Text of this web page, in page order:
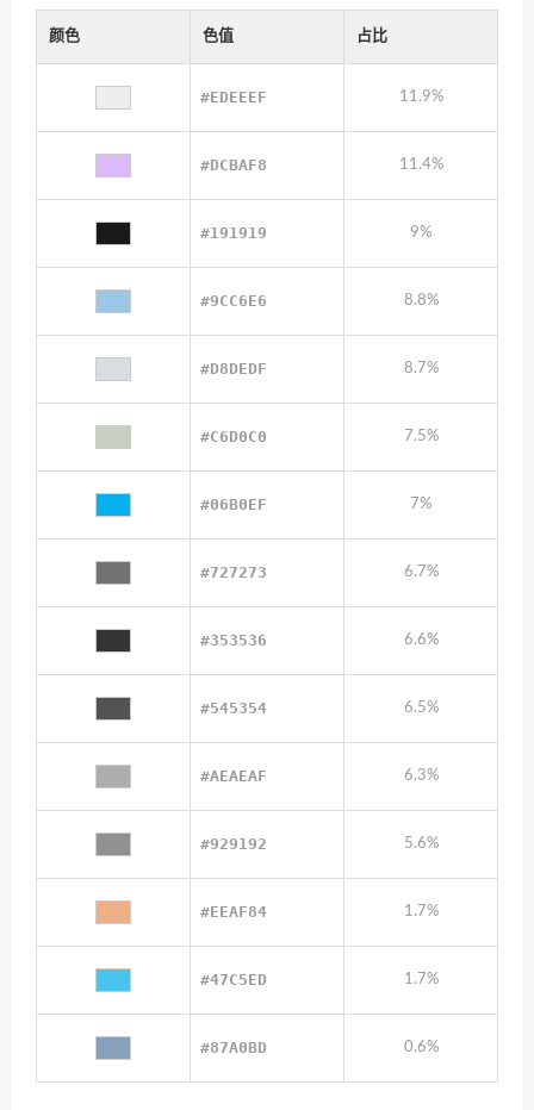
颜色 色值 占比
#EDEEEF 11.9%
#DCBAF8 11.4%
#191919 9%
#9CC6E6 8.8%
#D8DEDF 8.7%
#C6D0C0 7.5%
#06B0EF 7%
#727273 6.7%
#353536 6.6%
#545354 6.5%
#AEAEAF 6.3%
#929192 5.6%
#EEAF84 1.7%
#47C5ED 1.7%
#87A0BD 0.6%